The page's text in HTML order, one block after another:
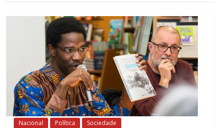
Nacional Política Sociedade